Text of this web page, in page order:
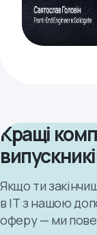
Кращі
Якщо ти
в ІТ з нашою
оферу — ми